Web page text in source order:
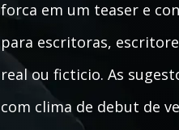
forca em um teaser e
para escritoras,
real ou ficticio. As
com clima de debut de